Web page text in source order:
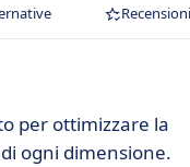
Recensioni
per ottimizzare la
ogni dimensione.